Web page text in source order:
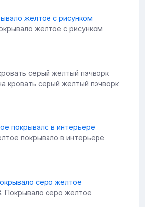
желтое с рисунком
кровать серый желтый пэчворк
покрывало в интерьере
Покрывало серо желтое